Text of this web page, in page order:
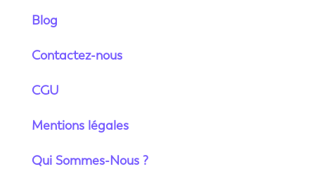
Blog
Contactez-nous
CGU
Mentions légales
Qui Sommes-Nous ?